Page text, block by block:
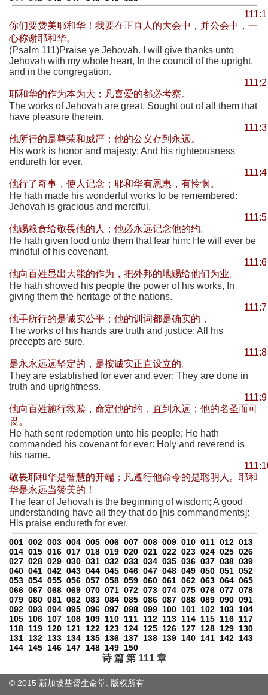
111:1
你们要赞美耶和华！我要在正直人的大会中，并公会中，一
心称谢耶和华。
(Psalm 111)Praise ye Jehovah. I will give thanks unto
Jehovah with my whole heart, In the council of the upright,
and in the congregation.
111:2
耶和华的作为本为大；凡喜爱的都必考察。
The works of Jehovah are great, Sought out of all them that
have pleasure therein.
111:3
他所行的是尊荣和威严；他的公义存到永远。
His work is honor and majesty; And his righteousness
endureth for ever.
111:4
他行了奇事，使人记念；耶和华有恩惠，有怜悯。
He hath made his wonderful works to be remembered:
Jehovah is gracious and merciful.
111:5
他赐粮食给敬畏他的人；他必永远记念他的约。
He hath given food unto them that fear him: He will ever be
mindful of his covenant.
111:6
他向百姓显出大能的作为，把外邦的地赐给他们为业。
He hath showed his people the power of his works, In
giving them the heritage of the nations.
111:7
他手所行的是诚实公平；他的训词都是确实的，
The works of his hands are truth and justice; All his
precepts are sure.
111:8
是永永远远坚定的，是按诚实正直设立的。
They are established for ever and ever; They are done in
truth and uprightness.
111:9
他向百姓施行救赎，命定他的约，直到永远；他的名圣而可
畏。
He hath sent redemption unto his people; He hath
commanded his covenant for ever: Holy and reverend is
his name.
敬畏耶和华是智慧的开端；凡遵行他命令的是聪明人。耶和
华是永远当赞美的！
The fear of Jehovah is the beginning of wisdom; A good
understanding have all they that do [his commandments]:
His praise endureth for ever.
001 002 003 004 005 006 007 008 009 010 011 012 013
014 015 016 017 018 019 020 021 022 023 024 025 026
027 028 029 030 031 032 033 034 035 036 037 038 039
040 041 042 043 044 045 046 047 048 049 050 051 052
053 054 055 056 057 058 059 060 061 062 063 064 065
066 067 068 069 070 071 072 073 074 075 076 077 078
079 080 081 082 083 084 085 086 087 088 089 090 091
092 093 094 095 096 097 098 099 100 101 102 103 104
105 106 107 108 109 110 111 112 113 114 115 116 117
118 119 120 121 122 123 124 125 126 127 128 129 130
131 132 133 134 135 136 137 138 139 140 141 142 143
144 145 146 147 148 149 150
诗 篇 第 111 章
© 2015 新加坡基督生命堂. 版权所有